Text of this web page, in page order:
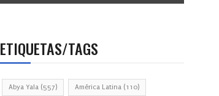
ETIQUETAS/TAGS
Abya Yala (557) América Latina (110)